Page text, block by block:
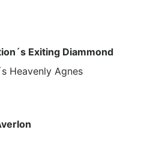
Exiting Diammond
Heavenly Agnes